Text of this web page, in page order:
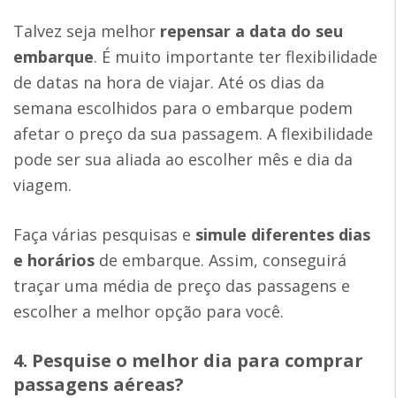
Talvez seja melhor repensar a data do seu
embarque. É muito importante ter flexibilidade
de datas na hora de viajar. Até os dias da
semana escolhidos para o embarque podem
afetar o preço da sua passagem. A flexibilidade
pode ser sua aliada ao escolher mês e dia da
viagem.
Faça várias pesquisas e simule diferentes dias
e horários de embarque. Assim, conseguirá
traçar uma média de preço das passagens e
escolher a melhor opção para você.
4. Pesquise o melhor dia para comprar
passagens aéreas?